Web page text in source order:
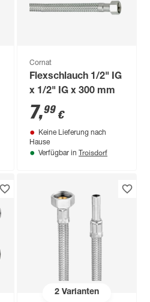
Cornat
Flexschlauch 1/2" IG
x 1/2" IG x 300 mm
7,99 €
Keine Lieferung nach
Hause
Verfügbar in Troisdorf
2Varianten